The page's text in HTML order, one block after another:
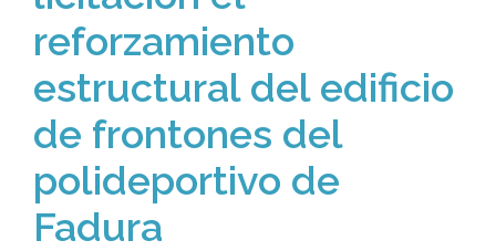
reforzamiento
estructural del edificio
de frontones del
polideportivo de
Fadura